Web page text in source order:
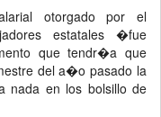
otorgado por el
estatales �fue
que tendr�a que
del a�o pasado la
en los bolsillo de